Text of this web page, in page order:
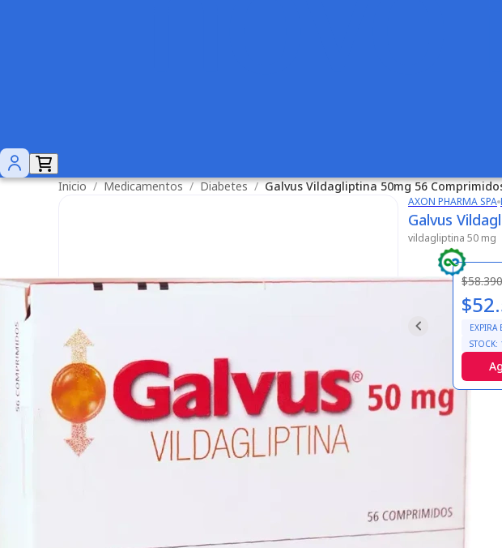
Inicio / Medicamentos / Diabetes / Galvus Vildagliptina 50mg 56
AXON PHARMA SPA
Galvus
vildagliptina 50 mg
$58.390
EXPIRA
STOCK: